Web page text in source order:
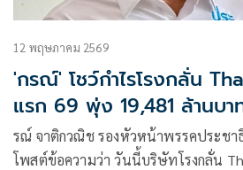
12 พฤษภาคม 2569
'กรณ์' โชว์กำไรโรงกลั่น
แรก 69 พุ่ง 19,481 ล้านบา
รณ์ จาติกวณิช รองหัวหน้าพรรคประชา
โพสต์ข้อความว่า วันนี้บริษัทโรงกลั่น